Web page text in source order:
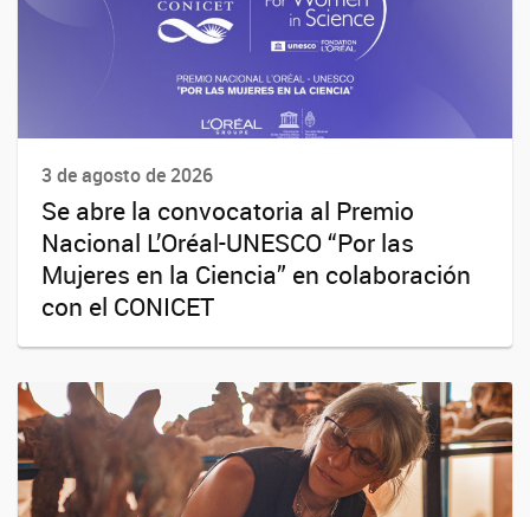
3 de agosto de 2026
Se abre la convocatoria al Premio
Nacional L’Oréal-UNESCO “Por las
Mujeres en la Ciencia” en colaboración
con el CONICET